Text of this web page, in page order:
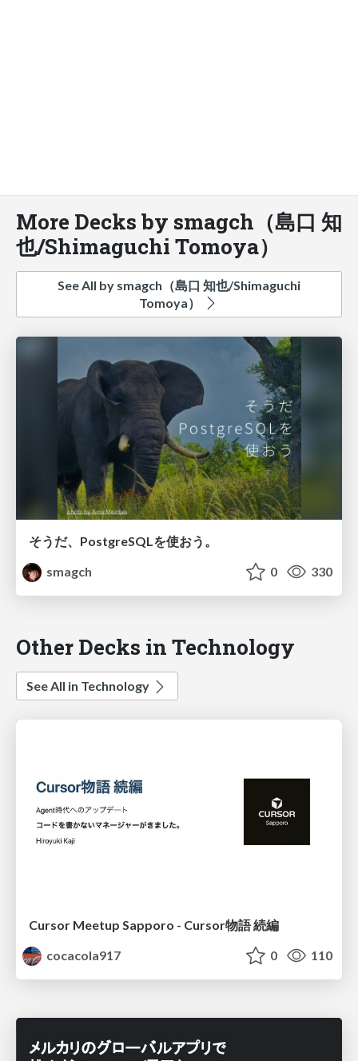
More Decks by smagch（島口 知
也/Shimaguchi Tomoya）
See All by smagch（島口 知也/Shimaguchi
Tomoya）
そうだ、PostgreSQLを使おう。
smagch
0 330
Other Decks in Technology
See All in Technology
Cursor Meetup Sapporo - Cursor物語 続編
cocacola917
0 110